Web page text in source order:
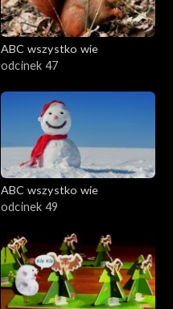
ABC wszystko wie
odcinek 47
ABC wszystko wie
odcinek 49